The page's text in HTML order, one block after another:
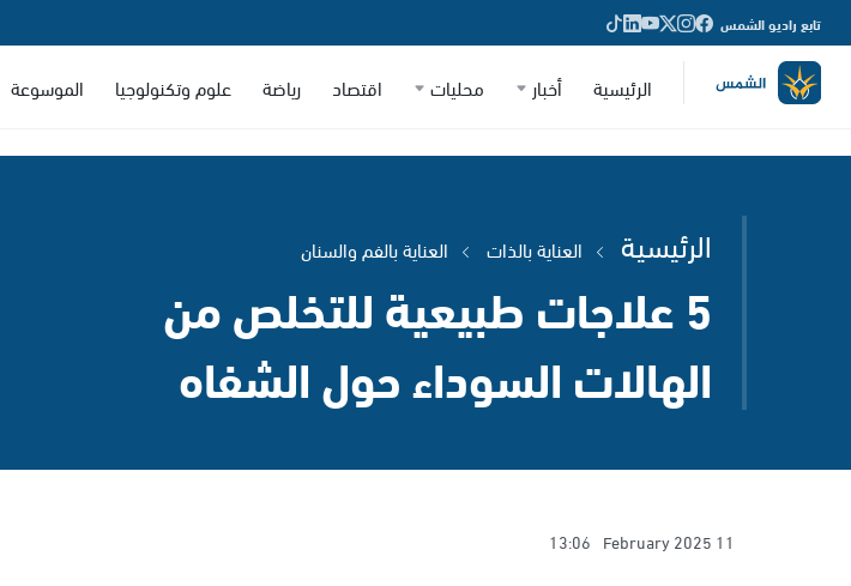
تابع راديو الشمس
الرئيسية أخبار محليات اقتصاد رياضة علوم وتكنولوجيا الموسوعة
الرئيسية العناية بالذات العناية بالفم والسنان
5 علاجات طبيعية للتخلص من
الهالات السوداء حول الشفاه
11 February 2025
13:06